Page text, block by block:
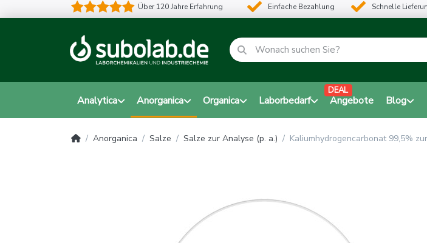
Über 120 Jahre Erfahrung Einfache Bezahlung Schnelle
Analytica Anorganica Organica Laborbedarf Angebote
DEAL
Blog
Anorganica Salze Salze zur Analyse (p. a.) Kaliumhydrogencarbonat 99,5%